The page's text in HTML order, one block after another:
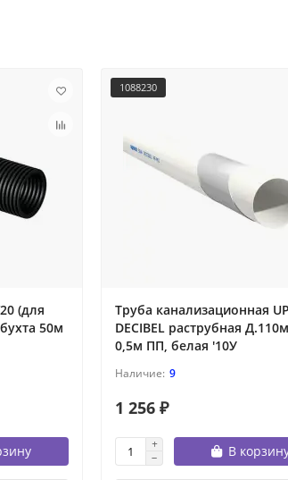
(для
50м
1088230
Труба канализационная
DECIBEL раструбная
0,5м ПП, белая '10У
9
1 256 ₽
В